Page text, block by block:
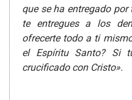
que se ha entregado
te entregues a los
ofrecerte todo a ti
el Espíritu Santo? Si
crucificado con Cristo».